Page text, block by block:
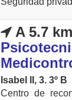
A 5.7
Isabel II, 3. 3º B
Centro de